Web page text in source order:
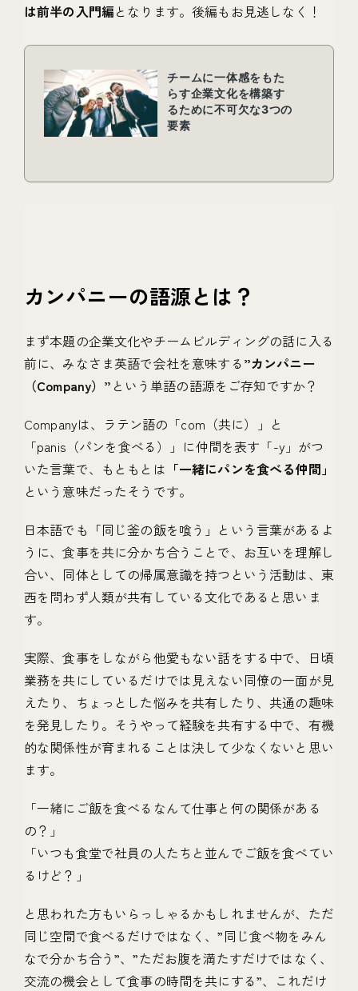
は前半の入門編となります。後編もお見逃しなく！
カンパニーの語源とは？
まず本題の企業文化やチームビルディングの話に入る
前に、みなさま英語で会社を意味する”カンパニー
（Company）” という単語の語源をご存知ですか？
Companyは、ラテン語の「com（共に）」と
「panis（パンを食べる）」に仲間を表す「-y」がつ
いた言葉で、もともとは 「一緒にパンを食べる仲間」
という意味だったそうです。
日本語でも「同じ釜の飯を喰う」という言葉があるよ
うに、食事を共に分かち合うことで、お互いを理解し
合い、同体としての帰属意識を持つという活動は、東
西を問わず人類が共有している文化であると思いま
す。
実際、食事をしながら他愛もない話をする中で、日頃
業務を共にしているだけでは見えない同僚の一面が見
えたり、ちょっとした悩みを共有したり、共通の趣味
を発見したり。そうやって経験を共有する中で、有機
的な関係性が育まれることは決して少なくないと思い
ます。
「一緒にご飯を食べるなんて仕事と何の関係がある
の？」
「いつも食堂で社員の人たちと並んでご飯を食べてい
るけど？」
と思われた方もいらっしゃるかもしれませんが、ただ
同じ空間で食べるだけではなく、”同じ食べ物をみん
なで分かち合う”、”ただお腹を満たすだけではなく、
交流の機会として食事の時間を共にする”、これだけ